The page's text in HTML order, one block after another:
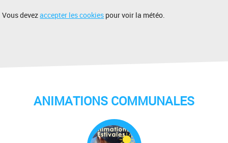
Vous devezaccepter les cookies pour voir la météo.
ANIMATIONS COMMUNALES